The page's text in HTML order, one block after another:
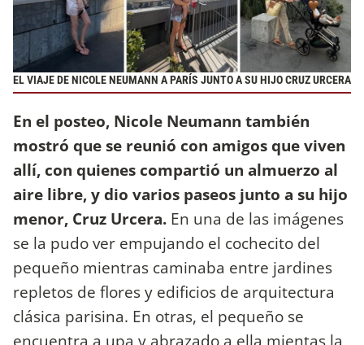
EL VIAJE DE NICOLE NEUMANN A PARÍS JUNTO A SU HIJO CRUZ URCERA
En el posteo, Nicole Neumann también
mostró que se reunió con amigos que viven
allí, con quienes compartió un almuerzo al
aire libre, y dio varios paseos junto a su hijo
menor, Cruz Urcera. En una de las imágenes
se la pudo ver empujando el cochecito del
pequeño mientras caminaba entre jardines
repletos de flores y edificios de arquitectura
clásica parisina. En otras, el pequeño se
encuentra a upa y abrazado a ella mientas la